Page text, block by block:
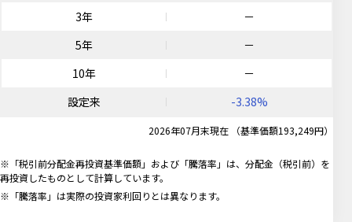
3年
－
5年
－
10年
－
設定来
-3.38%
2026年07月末現在 （基準価額193,249円）
※「税引前分配金再投資基準価額」および「騰落率」は、分配金（税引前）を
再投資したものとして計算しています。
※「騰落率」は実際の投資家利回りとは異なります。